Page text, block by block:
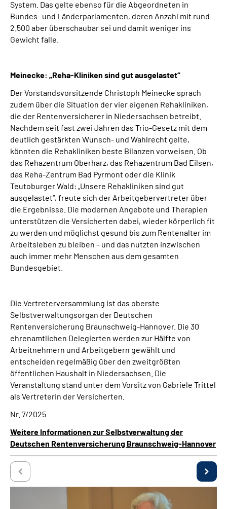
System. Das gelte ebenso für die Abgeordneten in
Bundes- und Länderparlamenten, deren Anzahl mit rund
2.500 aber überschaubar sei und damit weniger ins
Gewicht falle.
Meinecke: „Reha-Kliniken sind gut ausgelastet“
Der Vorstandsvorsitzende Christoph Meinecke sprach
zudem über die Situation der vier eigenen Rehakliniken,
die der Rentenversicherer in Niedersachsen betreibt.
Nachdem seit fast zwei Jahren das Trio-Gesetz mit dem
deutlich gestärkten Wunsch- und Wahlrecht gelte,
könnten die Rehakliniken beste Bilanzen vorweisen. Ob
das Rehazentrum Oberharz, das Rehazentrum Bad Eilsen,
das Reha-Zentrum Bad Pyrmont oder die Klinik
Teutoburger Wald: „Unsere Rehakliniken sind gut
ausgelastet“, freute sich der Arbeitgebervertreter über
die Ergebnisse. Die modernen Angebote und Therapien
unterstützen die Versicherten dabei, wieder körperlich fit
zu werden und möglichst gesund bis zum Rentenalter im
Arbeitsleben zu bleiben – und das nutzten inzwischen
auch immer mehr Menschen aus dem gesamten
Bundesgebiet.
Die Vertreterversammlung ist das oberste
Selbstverwaltungsorgan der Deutschen
Rentenversicherung Braunschweig-Hannover. Die 30
ehrenamtlichen Delegierten werden zur Hälfte von
Arbeitnehmern und Arbeitgebern gewählt und
entscheiden regelmäßig über den zweitgrößten
öffentlichen Haushalt in Niedersachsen. Die
Veranstaltung stand unter dem Vorsitz von Gabriele Trittel
als Vertreterin der Versicherten.
Nr. 7/2025
Weitere Informationen zur Selbstverwaltung der
Deutschen Rentenversicherung Braunschweig-Hannover